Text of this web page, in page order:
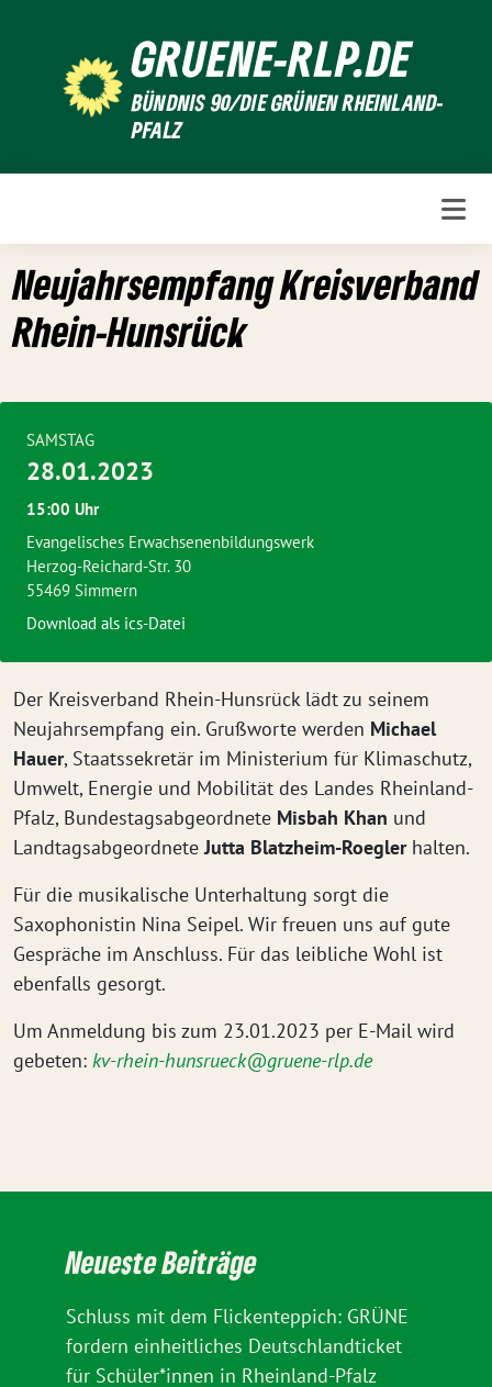
GRUENE-RLP.DE
BÜNDNIS 90/DIE GRÜNEN RHEINLAND-
PFALZ
Neujahrsempfang Kreisverband
Rhein-Hunsrück
Der Kreisverband Rhein-Hunsrück lädt zu seinem
Neujahrsempfang ein. Grußworte werden Michael
Hauer, Staatssekretär im Ministerium für Klimaschutz,
Umwelt, Energie und Mobilität des Landes Rheinland-
Pfalz, Bundestagsabgeordnete Misbah Khan und
LandtagsabgeordneteJutta Blatzheim-Roeglerhalten.
Für die musikalische Unterhaltung sorgt die
Saxophonistin Nina Seipel. Wir freuen uns auf gute
Gespräche im Anschluss. Für das leibliche Wohl ist
ebenfalls gesorgt.
Um Anmeldung bis zum 23.01.2023 per E-Mail wird
gebeten: kv-rhein-hunsrueck@gruene-rlp.de
SAMSTAG
28.01.2023
15:00 Uhr
Evangelisches Erwachsenenbildungswerk
Herzog-Reichard-Str. 30
55469 Simmern
Download als ics-Datei
Neueste Beiträge
Schluss mit dem Flickenteppich: GRÜNE
fordern einheitliches Deutschlandticket
für Schüler*innen in Rheinland-Pfalz